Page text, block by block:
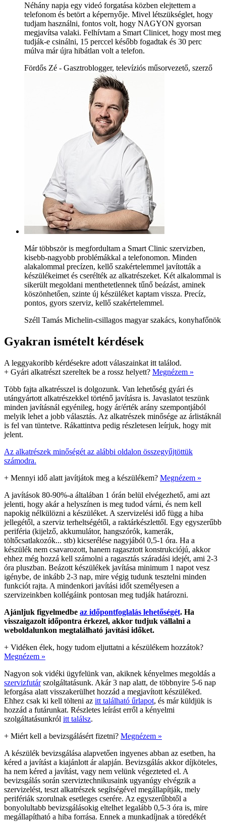
Néhány napja egy videó forgatása közben elejtettem a
telefonom és betört a képernyője. Mivel létszükséglet, hogy
tudjam használni, fontos volt, hogy NAGYON gyorsan
megjavítsa valaki. Felhívtam a Smart Clinicet, hogy most meg
tudják-e csinálni, 15 perccel később fogadtak és 30 perc
múlva már újra hibátlan volt a telefon.
Fördős Zé - Gasztroblogger, televíziós műsorvezető, szerző
Már többször is megfordultam a Smart Clinic szervizben,
kisebb-nagyobb problémákkal a telefonomon. Minden
alakalommal precízen, kellő szakértelemmel javították a
készülékeimet és cserélték az alkatrészeket. Két alkalommal is
sikerült megoldani menthetetlennek tűnő beázást, aminek
köszönhetően, szinte új készüléket kaptam vissza. Precíz,
pontos, gyors szerviz, kellő szakértelemmel.
Széll Tamás Michelin-csillagos magyar szakács, konyhafőnök
Gyakran ismételt kérdések
A leggyakoribb kérdésekre adott válaszainkat itt találod.
+ Gyári alkatrészt szereltek be a rossz helyett? Megnézem »
Több fajta alkatrésszel is dolgozunk. Van lehetőség gyári és
utángyártott alkatrészekkel történő javításra is. Javaslatot teszünk
minden javításnál egyénileg, hogy ár/érték arány szempontjából
melyik lehet a jobb választás. Az alkatrészek minősége az árlistáknál
is fel van tüntetve. Rákattintva pedig részletesen leírjuk, hogy mit
jelent.
Az alkatrészek minőségét az alábbi oldalon összegyűjtöttük
számodra.
+ Mennyi idő alatt javítjátok meg a készülékem? Megnézem »
A javítások 80-90%-a általában 1 órán belül elvégezhető, ami azt
jelenti, hogy akár a helyszínen is meg tudod várni, és nem kell
napokig nélkülözni a készüléket. A szervizelési idő függ a hiba
jellegétől, a szerviz terheltségétől, a raktárkészlettől. Egy egyszerűbb
periféria (kijelző, akkumulátor, hangszórók, kamerák,
töltőcsatlakozók... stb) kicserélése nagyjából 0,5-1 óra. Ha a
készülék nem csavarozott, hanem ragasztott konstrukciójú, akkor
ehhez még hozzá kell számolni a ragasztás száradási idejét, ami 2-3
óra pluszban. Beázott készülékek javítása minimum 1 napot vesz
igénybe, de inkább 2-3 nap, mire végig tudunk tesztelni minden
funkciót rajta. A mindenkori javítási időt személyesen a
szervizeinkben kollégáink pontosan meg tudják határozni.
Ajánljuk figyelmedbe az időpontfoglalás lehetőségét. Ha
visszaigazolt időpontra érkezel, akkor tudjuk vállalni a
weboldalunkon megtalálható javítási időket.
+ Vidéken élek, hogy tudom eljuttatni a készülékem hozzátok?
Megnézem »
Nagyon sok vidéki ügyfelünk van, akiknek kényelmes megoldás a
szervizfutárszolgáltatásunk. Akár 3 nap alatt, de többnyire 5-6 nap
leforgása alatt visszakerülhet hozzád a megjavított készüléked.
Ehhez csak ki kell tölteni az itt található űrlapot, és már küldjük is
hozzád a futárunkat. Részletes leírást erről a kényelmi
szolgáltatásunkról itt találsz.
+ Miért kell a bevizsgálásért fizetni? Megnézem »
A készülék bevizsgálása alapvetően ingyenes abban az esetben, ha
kéred a javítást a kiajánlott ár alapján. Bevizsgálás akkor díjköteles,
ha nem kéred a javítást, vagy nem velünk végezteted el. A
bevizsgálás során szerviztechnikusaink ugyanúgy elvégzik a
szervizelést, teszt alkatrészek segítségével megállapítják, mely
perifériák szorulnak esetleges cserére. Az egyszerűbbtől a
bonyolultabb bevizsgálásokig eltelhet legalább 0,5-3 óra is, mire
megállapítható a hiba forrása. Ennek a munkadíjnak a töredékét